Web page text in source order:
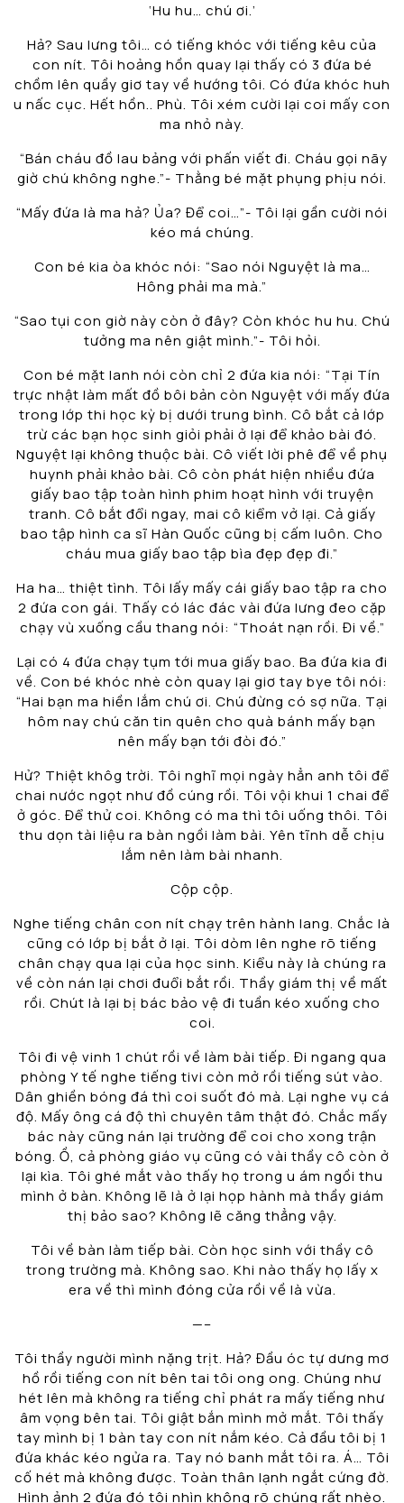
‘Hu hu… chú ơi.’
Hả? Sau lưng tôi… có tiếng khóc với tiếng kêu của
con nít. Tôi hoảng hồn quay lại thấy có 3 đứa bé
chồm lên quầy giơ tay về hướng tôi. Có đứa khóc huh
u nấc cục. Hết hồn.. Phù. Tôi xém cười lại coi mấy con
ma nhỏ này.
“Bán cháu đồ lau bảng với phấn viết đi. Cháu gọi nãy
giờ chú không nghe.”- Thằng bé mặt phụng phịu nói.
“Mấy đứa là ma hả? Ủa? Để coi…”- Tôi lại gần cười nói
kéo má chúng.
Con bé kia òa khóc nói: “Sao nói Nguyệt là ma…
Hông phải ma mà.”
“Sao tụi con giờ này còn ở đây? Còn khóc hu hu. Chú
tưởng ma nên giật mình.”- Tôi hỏi.
Con bé mặt lanh nói còn chỉ 2 đứa kia nói: “Tại Tín
trực nhật làm mất đồ bôi bản còn Nguyệt với mấy đứa
trong lớp thi học kỳ bị dưới trung bình. Cô bắt cả lớp
trừ các bạn học sinh giỏi phải ở lại để khảo bài đó.
Nguyệt lại không thuộc bài. Cô viết lời phê để về phụ
huynh phải khảo bài. Cô còn phát hiện nhiều đứa
giấy bao tập toàn hình phim hoạt hình với truyện
tranh. Cô bắt đổi ngay, mai cô kiểm vở lại. Cả giấy
bao tập hình ca sĩ Hàn Quốc cũng bị cấm luôn. Cho
cháu mua giấy bao tập bìa đẹp đẹp đi.”
Ha ha… thiệt tình. Tôi lấy mấy cái giấy bao tập ra cho
2 đứa con gái. Thấy có lác đác vài đứa lưng đeo cặp
chạy vù xuống cầu thang nói: “Thoát nạn rồi. Đi về.”
Lại có 4 đứa chạy tụm tới mua giấy bao. Ba đứa kia đi
về. Con bé khóc nhè còn quay lại giơ tay bye tôi nói:
“Hai bạn ma hiền lắm chú ơi. Chú đừng có sợ nữa. Tại
hôm nay chú căn tin quên cho quà bánh mấy bạn
nên mấy bạn tới đòi đó.”
Hử? Thiệt khôg trời. Tôi nghĩ mọi ngày hẳn anh tôi để
chai nước ngọt như đồ cúng rồi. Tôi vội khui 1 chai để
ở góc. Để thử coi. Không có ma thì tôi uống thôi. Tôi
thu dọn tài liệu ra bàn ngồi làm bài. Yên tĩnh dễ chịu
lắm nên làm bài nhanh.
Cộp cộp.
Nghe tiếng chân con nít chạy trên hành lang. Chắc là
cũng có lớp bị bắt ở lại. Tôi dòm lên nghe rõ tiếng
chân chạy qua lại của học sinh. Kiểu này là chúng ra
về còn nán lại chơi đuổi bắt rồi. Thầy giám thị về mất
rồi. Chút là lại bị bác bảo vệ đi tuần kéo xuống cho
coi.
Tôi đi vệ vinh 1 chút rồi về làm bài tiếp. Đi ngang qua
phòng Y tế nghe tiếng tivi còn mở rồi tiếng sút vào.
Dân ghiền bóng đá thì coi suốt đó mà. Lại nghe vụ cá
độ. Mấy ông cá độ thì chuyên tâm thật đó. Chắc mấy
bác này cũng nán lại trường để coi cho xong trận
bóng. Ồ, cả phòng giáo vụ cũng có vài thầy cô còn ở
lại kìa. Tôi ghé mắt vào thấy họ trong u ám ngồi thu
mình ở bàn. Không lẽ là ở lại họp hành mà thầy giám
thị bảo sao? Không lẽ căng thẳng vậy.
Tôi về bàn làm tiếp bài. Còn học sinh với thầy cô
trong trường mà. Không sao. Khi nào thấy họ lấy x
era về thì mình đóng cửa rồi về là vừa.
—–
Tôi thầy người mình nặng trịt. Hả? Đầu óc tự dưng mơ
hồ rồi tiếng con nít bên tai tôi ong ong. Chúng như
hét lên mà không ra tiếng chỉ phát ra mấy tiếng như
âm vọng bên tai. Tôi giật bắn mình mở mắt. Tôi thấy
tay mình bị 1 bàn tay con nít nắm kéo. Cả đầu tôi bị 1
đứa khác kéo ngửa ra. Tay nó banh mắt tôi ra. Á… Tôi
cố hét mà không được. Toàn thân lạnh ngắt cứng đờ.
Hình ảnh 2 đứa đó tôi nhìn không rõ chúng rất nhèo.